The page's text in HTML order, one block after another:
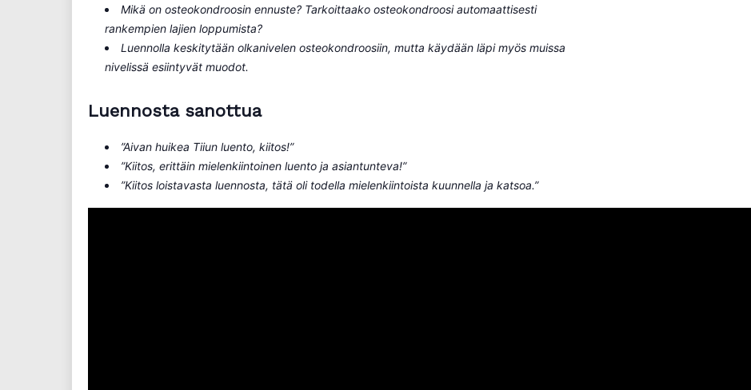
Mikä on osteokondroosin ennuste? Tarkoittaako osteokondroosi automaattisesti
rankempien lajien loppumista?
Luennolla keskitytään olkanivelen osteokondroosiin, mutta käydään läpi myös muissa
nivelissä esiintyvät muodot.
Luennosta sanottua
”Aivan huikea Tiiun luento, kiitos!”
”Kiitos, erittäin mielenkiintoinen luento ja asiantunteva!”
”Kiitos loistavasta luennosta, tätä oli todella mielenkiintoista kuunnella ja katsoa.”